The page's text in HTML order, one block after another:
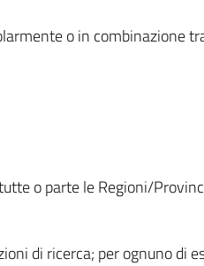
o in combinazione
o parte le Regioni/
di ricerca; per ognuno di